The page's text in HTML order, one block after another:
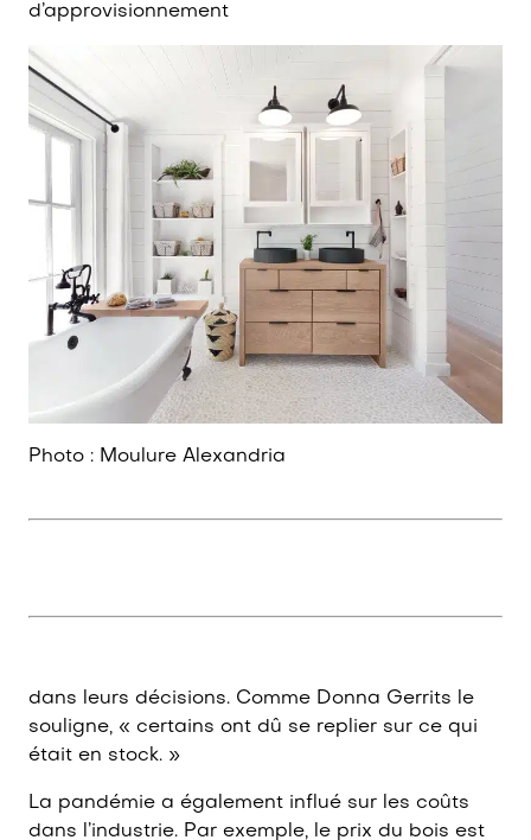
d’approvisionnement
Photo : Moulure Alexandria
dans leurs décisions. Comme Donna Gerrits le
souligne, « certains ont dû se replier sur ce qui
était en stock. »
La pandémie a également influé sur les coûts
dans l’industrie. Par exemple, le prix du bois est